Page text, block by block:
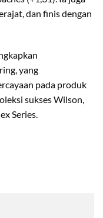
dan finis dengan
yang
pada produk
sukses Wilson,
Series.